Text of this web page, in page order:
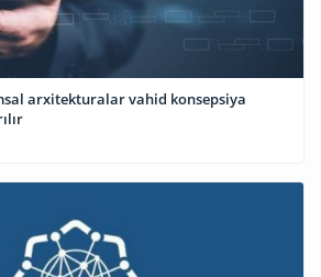
arxitekturalar vahid konsepsiya